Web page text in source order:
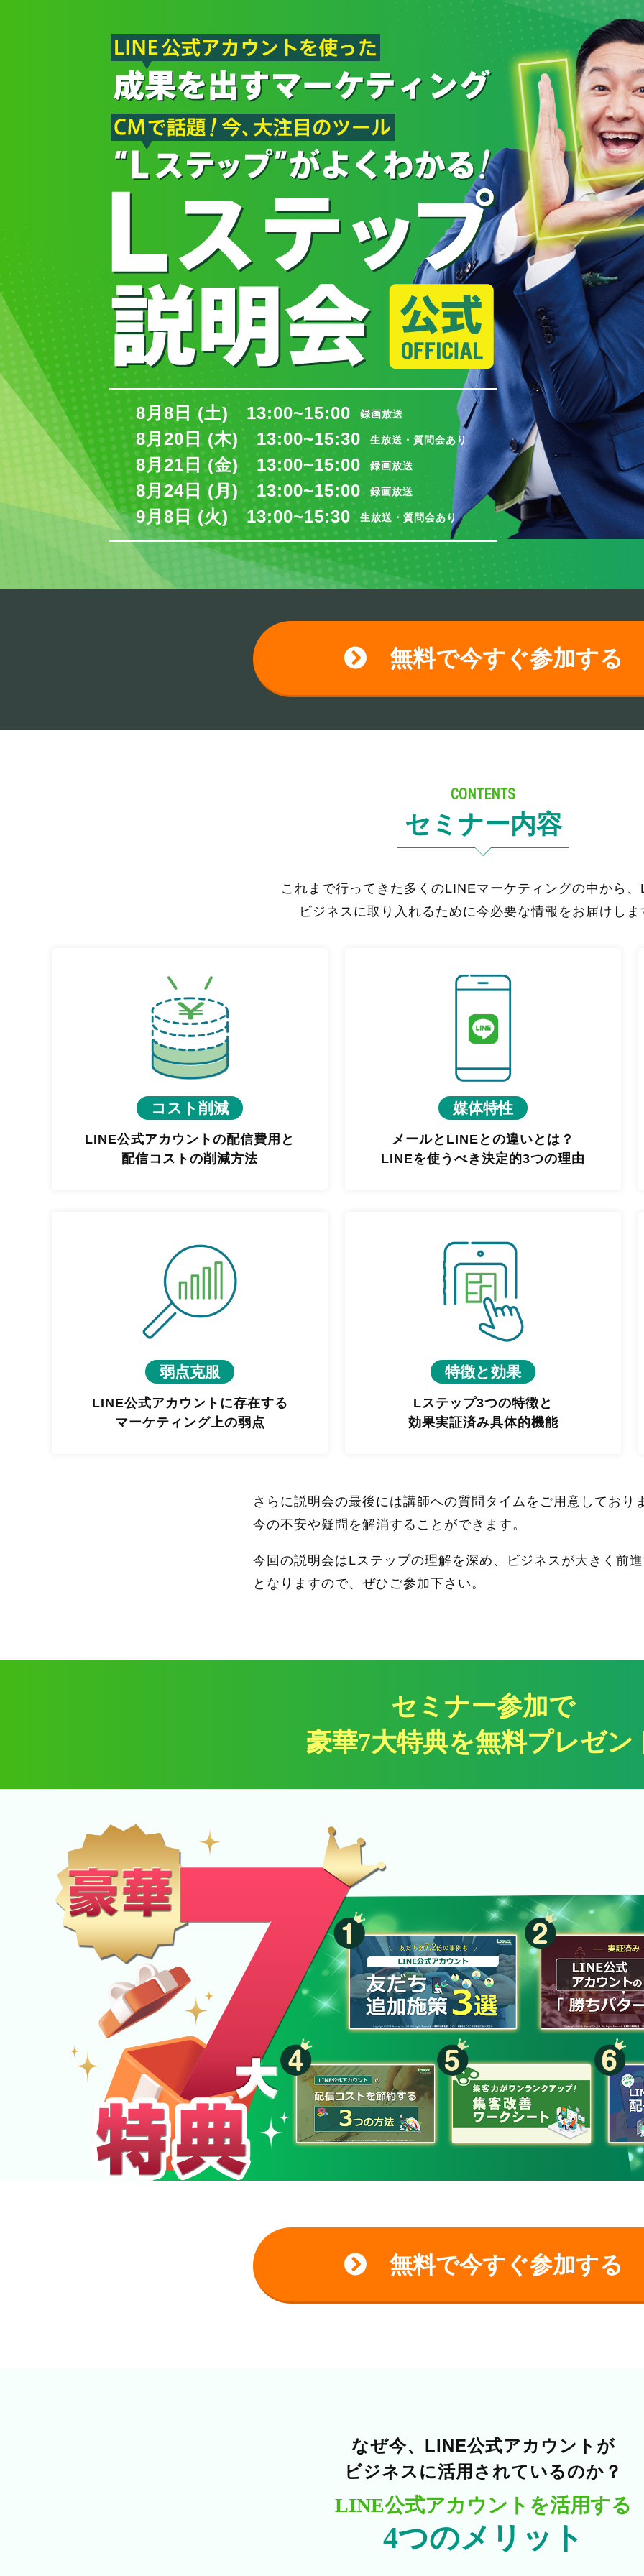
8月8日 (土) 13:00~15:00 録画放送
8月20日 (木) 13:00~15:30 生放送・質問会あり
8月21日 (金) 13:00~15:00 録画放送
8月24日 (月) 13:00~15:00 録画放送
9月8日 (火) 13:00~15:30 生放送・質問会あり
無料で今すぐ参加する
CONTENTS
セミナー内容
これまで行ってきた多くのLINEマーケティングの中から
ビジネスに取り入れるために今必要な情報をお届けしま
コスト削減
LINE公式アカウントの配信費用と
配信コストの削減方法
媒体特性
メールとLINEとの違いとは？
LINEを使うべき決定的3つの理由
弱点克服
LINE公式アカウントに存在する
マーケティング上の弱点
特徴と効果
Lステップ3つの特徴と
効果実証済み具体的機能
さらに説明会の最後には講師への質問タイムをご用意しており
今の不安や疑問を解消することができます。
今回の説明会はLステップの理解を深め、ビジネスが大きく前
となりますので、ぜひご参加下さい。
セミナー参加で
豪華7大特典を無料プレゼン
無料で今すぐ参加する
なぜ今、LINE公式アカウントが
ビジネスに活用されているのか？
LINE公式アカウントを活用する
4つのメリット